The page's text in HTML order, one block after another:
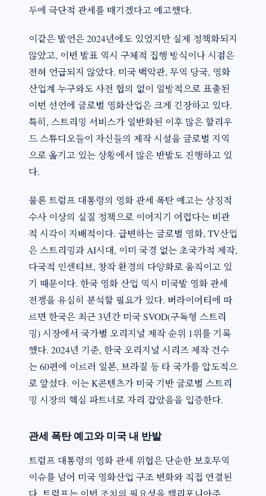
두에 극단적 관세를 매기겠다고 예고했다.
이같은 발언은 2024년에도 있었지만 실제 정책화되지
않았고, 이번 발표 역시 구체적 집행 방식이나 시점은
전혀 언급되지 않았다. 미국 백악관, 무역 당국, 영화
산업계 누구와도 사전 협의 없이 일방적으로 표출된
이번 선언에 글로벌 영화산업은 크게 긴장하고 있다.
특히, 스트리밍 서비스가 일반화된 이후 많은 할리우
드 스튜디오들이 자신들의 제작 시설을 글로벌 지역
으로 옮기고 있는 상황에서 많은 반발도 진행하고 있
다.
물론 트럼프 대통령의 영화 관세 폭탄 예고는 상징적
수사 이상의 실질 정책으로 이어지기 어렵다는 비관
적 시각이 지배적이다. 급변하는 글로벌 영화, TV산업
은 스트리밍과 AI시대, 이미 국경 없는 초국가적 제작,
다국적 인센티브, 창작 환경의 다양화로 움직이고 있
기 때문이다. 한국 영화 산업 역시 미국발 영화 관세
전쟁을 유심히 분석할 필요가 있다. 버라이어티에 따
르면 한국은 최근 3년간 미국 SVOD(구독형 스트리
밍) 시장에서 국가별 오리지널 제작 순위 1위를 기록
했다. 2024년 기준, 한국 오리지널 시리즈 제작 건수
는 60편에 이르러 일본, 브라질 등 타 국가를 압도적으
로 앞섰다. 이는 K콘텐츠가 미국 기반 글로벌 스트리
밍 시장의 핵심 파트너로 자리 잡았음을 입증한다.
관세 폭탄 예고와 미국 내 반발
트럼프 대통령의 영화 관세 위협은 단순한 보호무역
이슈를 넘어 미국 영화산업 구조 변화와 직접 연결된
다. 트럼프는 이번 조치의 필요성을 캘리포니아주